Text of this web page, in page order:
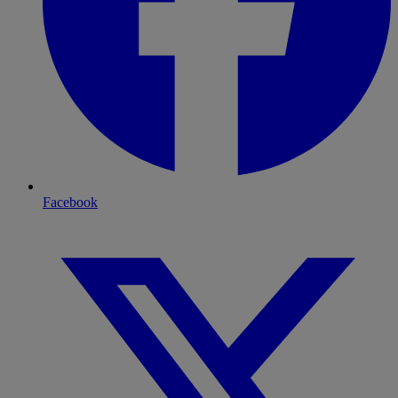
Facebook